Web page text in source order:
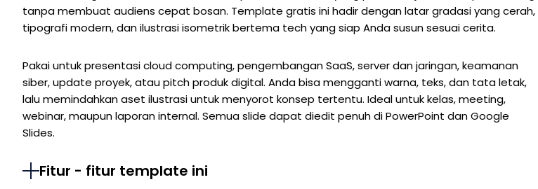
tanpa membuat audiens cepat bosan. Template gratis ini hadir dengan latar gradasi yang cerah,
tipografi modern, dan ilustrasi isometrik bertema tech yang siap Anda susun sesuai cerita.
Pakai untuk presentasi cloud computing, pengembangan SaaS, server dan jaringan, keamanan
siber, update proyek, atau pitch produk digital. Anda bisa mengganti warna, teks, dan tata letak,
lalu memindahkan aset ilustrasi untuk menyorot konsep tertentu. Ideal untuk kelas, meeting,
webinar, maupun laporan internal. Semua slide dapat diedit penuh di PowerPoint dan Google
Slides.
Fitur - fitur template ini